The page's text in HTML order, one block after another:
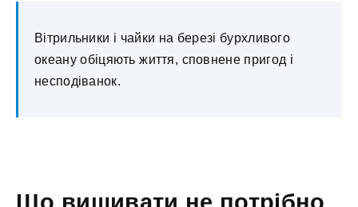
Вітрильники і чайки на березі бурхливого
океану обіцяють життя, сповнене пригод і
несподіванок.